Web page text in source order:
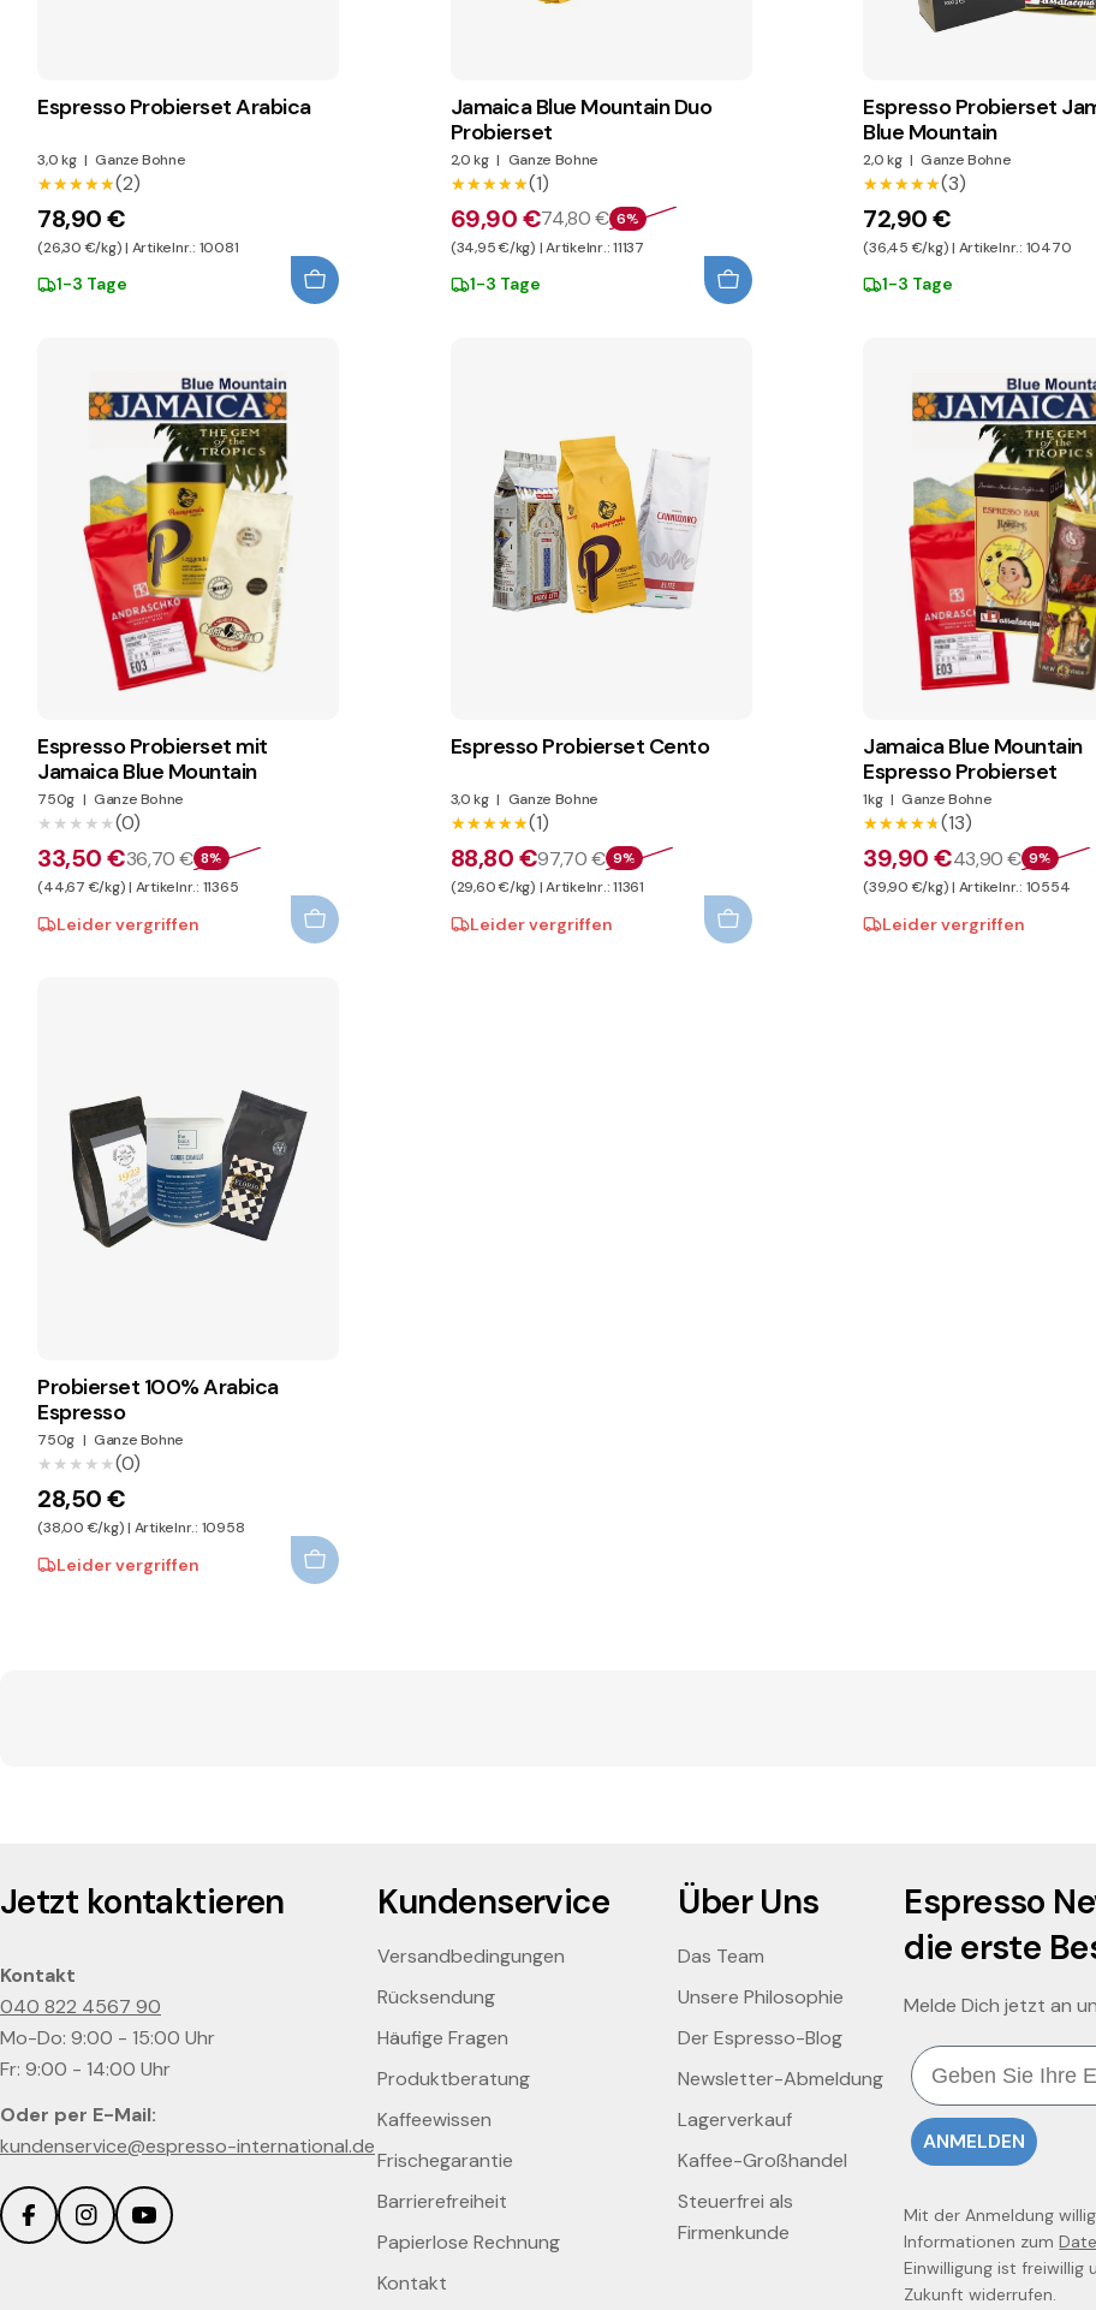
Espresso Probierset Arabica
3,0 kg | Ganze Bohne
★★★★★
★★★★★(2)
78,90 €
(26,30 €/kg) | Artikelnr.: 10081
1-3 Tage
Jamaica Blue Mountain Duo
Probierset
2,0 kg | Ganze Bohne
★★★★★
★★★★★(1)
69,90 €74,80 € 6%
(34,95 €/kg) | Artikelnr.: 11137
1-3 Tage
Espresso Probierset
Blue Mountain
2,0 kg | Ganze Bohne
★★★★★
★★★★★(3)
72,90 €
(36,45 €/kg) | Artikelnr.: 10470
1-3 Tage
Espresso Probierset mit
Jamaica Blue Mountain
750g | Ganze Bohne
★★★★★
★★★★★(0)
33,50 €36,70 € 8%
(44,67 €/kg) | Artikelnr.: 11365
Leider vergriffen
Espresso Probierset Cento
3,0 kg | Ganze Bohne
★★★★★
★★★★★(1)
88,80 €97,70 € 9%
(29,60 €/kg) | Artikelnr.: 11361
Leider vergriffen
Jamaica Blue Mountain
Espresso Probierset
1kg | Ganze Bohne
★★★★★
★★★★★(13)
39,90 €43,90 € 9%
(39,90 €/kg) | Artikelnr.: 10554
Leider vergriffen
Probierset 100% Arabica
Espresso
750g | Ganze Bohne
★★★★★
★★★★★(0)
28,50 €
(38,00 €/kg) | Artikelnr.: 10958
Leider vergriffen
Jetzt kontaktieren
Kontakt
040 822 4567 90
Mo-Do: 9:00 - 15:00 Uhr
Fr: 9:00 - 14:00 Uhr
Oder per E-Mail:
kundenservice@espresso-international.de
FacebookInstagramYouTube
Kundenservice
Versandbedingungen
Rücksendung
Häufige Fragen
Produktberatung
Kaffeewissen
Frischegarantie
Barrierefreiheit
Papierlose Rechnung
Kontakt
Über Uns
Das Team
Unsere Philosophie
Der Espresso-Blog
Newsletter-Abmeldung
Lagerverkauf
Kaffee-Großhandel
Steuerfrei als
Firmenkunde
Espresso
die erste
Melde Dich jetzt an
Email
ANMELDEN
Mit der Anmeldung
Informationen zum
Einwilligung ist freiwillig
Zukunft widerrufen.